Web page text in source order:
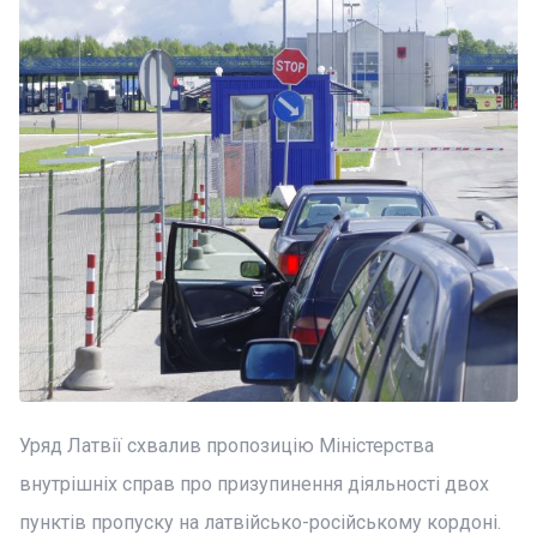
Уряд Латвії схвалив пропозицію Міністерства
внутрішніх справ про призупинення діяльності двох
пунктів пропуску на латвійсько-російському кордоні.